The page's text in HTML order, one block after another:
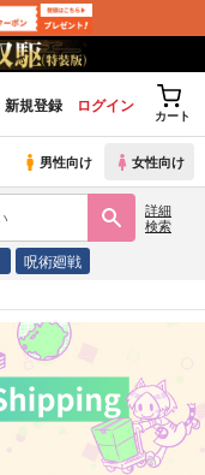
新規登録 ログイン
カート
男性向け 女性向け
詳細
検索
呪術廻戦